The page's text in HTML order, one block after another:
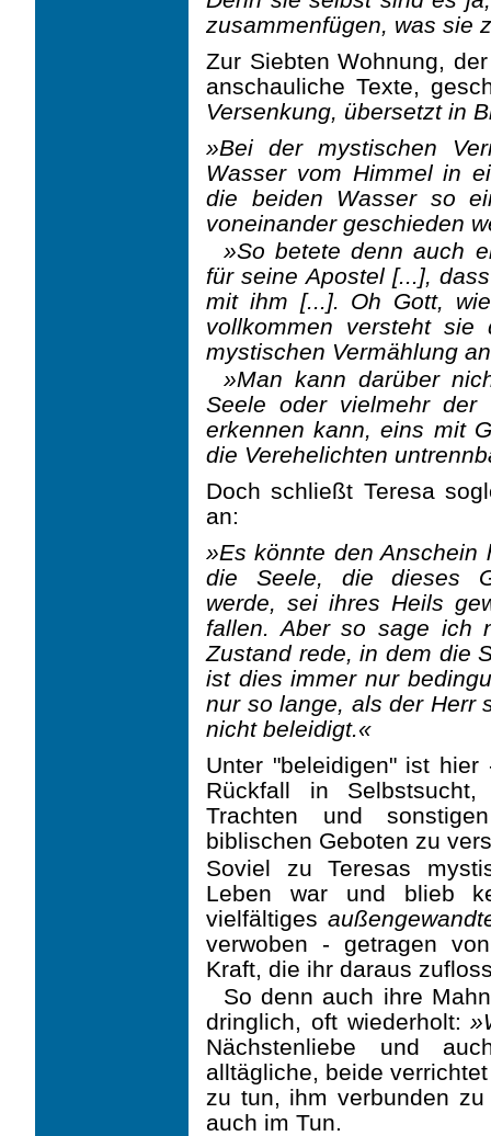
zusammenfügen, was sie
Zur Siebten Wohnung,
anschauliche Texte,
Versenkung, übersetzt in
»Bei der mystischen
Wasser vom Himmel in
die beiden Wasser so
voneinander geschieden
»So betete denn auch
für seine Apostel [...],
mit ihm [...]. Oh Gott,
vollkommen versteht
mystischen Vermählung
»Man kann darüber
Seele oder vielmehr
erkennen kann, eins mit
die Verehelichten
Doch schließt Teresa
an:
»Es könnte den
die Seele, die dieses
werde, sei ihres Heils
fallen. Aber so sage ich
Zustand rede, in dem die
ist dies immer nur
nur so lange, als der Herr
nicht beleidigt.«
Unter "beleidigen" ist
Rückfall in Selbstsucht,
Trachten und
biblischen Geboten zu
Soviel zu Teresas
Leben war und blieb
vielfältiges
verwoben - getragen
Kraft, die ihr daraus
So denn auch ihre
dringlich, oft wiederholt:
Nächstenliebe und
alltägliche, beide
zu tun, ihm verbunden
auch im Tun.